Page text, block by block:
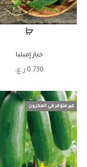
خيار إميليا
0.730 ر.ع.
غير متوفر في المخزون